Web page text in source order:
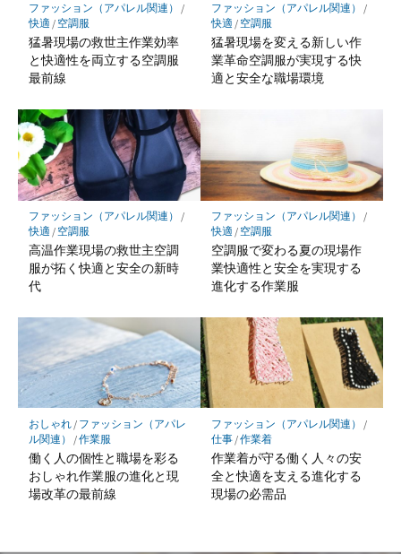
ファッション（アパレル関連）
/
快適 / 空調服
猛暑現場の救世主作業効率
と快適性を両立する空調服
最前線
ファッション（アパレル関連）
/
快適 / 空調服
猛暑現場を変える新しい作
業革命空調服が実現する快
適と安全な職場環境
ファッション（アパレル関連）
/
快適 / 空調服
高温作業現場の救世主空調
服が拓く快適と安全の新時
代
ファッション（アパレル関連）
/
快適 / 空調服
空調服で変わる夏の現場作
業快適性と安全を実現する
進化する作業服
おしゃれ/ ファッション（アパレ
ル関連）
/作業服
働く人の個性と職場を彩る
おしゃれ作業服の進化と現
場改革の最前線
ファッション（アパレル関連）
/
仕事/作業着
作業着が守る働く人々の安
全と快適を支える進化する
現場の必需品